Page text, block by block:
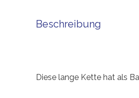
Beschreibung
Diese lange Kette hat als